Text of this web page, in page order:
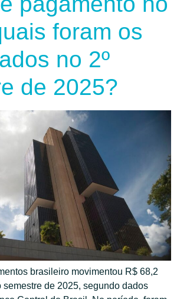
foram os
no 2º
de 2025?
brasileiro movimentou R$ 68,2
de 2025, segundo dados